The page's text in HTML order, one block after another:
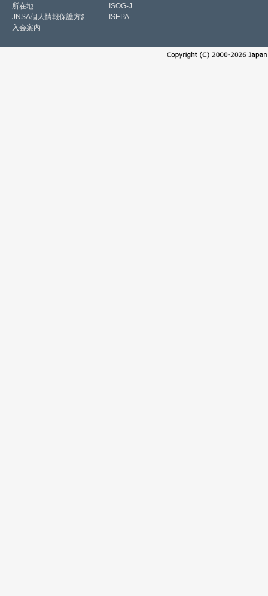
所在地
JNSA個人情報保護方針
入会案内
ISOG-J
ISEPA